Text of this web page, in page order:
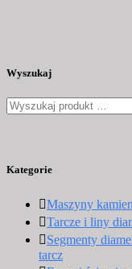
Wyszukaj
Kategorie
Maszyny
Tarcze i liny
Segmenty
tarcz